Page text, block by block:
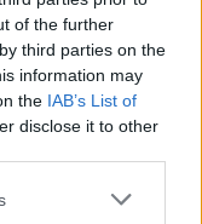
of the further
third parties on the
information may
the IAB’s List of
disclose it to other